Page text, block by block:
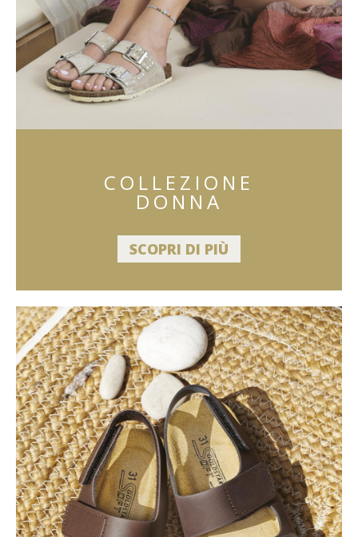
COLLEZIONE
DONNA
SCOPRI DI PIÙ